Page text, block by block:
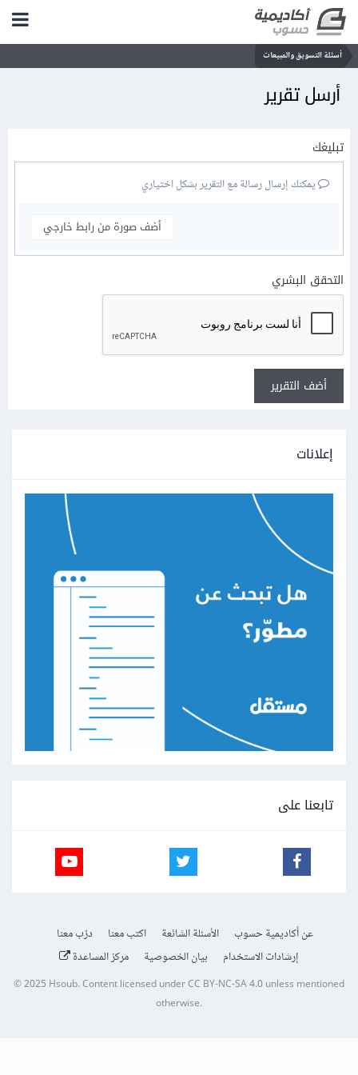
أسئلة التسويق والمبيعات
أرسل تقرير
تبليغك
يمكنك إرسال رسالة مع التقرير بشكل اختياري
أضف صورة من رابط خارجي
التحقق البشري
أضف التقرير
إعلانات
تابعنا على
عن أكاديمية حسوب الأسئلة الشائعة اكتب معنا
درّب معنا
إرشادات الاستخدام
بيان الخصوصية مركز المساعدة
© 2025 Hsoub.Content licensed underCC BY-NC-SA 4.0unless mentioned
otherwise.